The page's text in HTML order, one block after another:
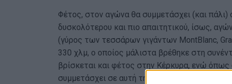
Φέτος, στον αγώνα θα συμμετάσχει (και
δυσκολότερου και πιο απαιτητικού, ίσως,
(γύρος των τεσσάρων γιγάντων MontBlanc,
330 χλμ, ο οποίος μάλιστα βρέθηκε στη
βρίσκεται και φέτος στην Κέρκυρα, ενώ
συμμετάσχει σε αυτή την όμορφη κούρσα».